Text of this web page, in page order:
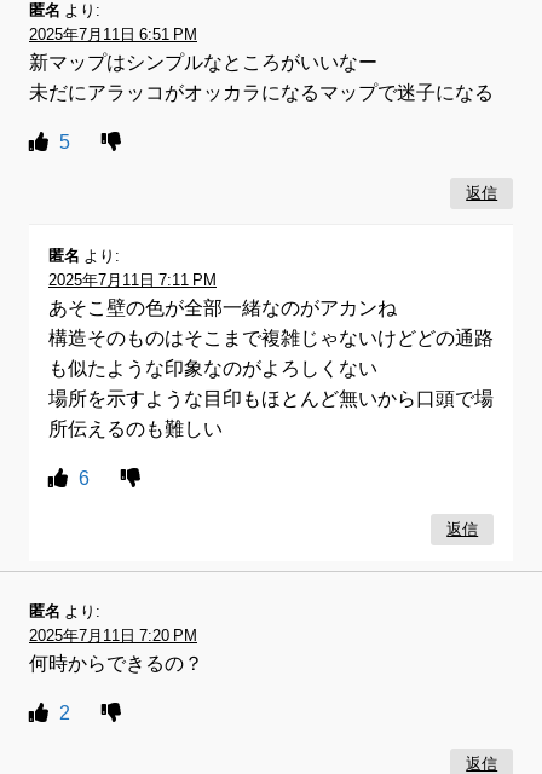
匿名 より:
2025年7月11日 6:51 PM
新マップはシンプルなところがいいなー
未だにアラッコがオッカラになるマップで迷子になる
5
返信
匿名 より:
2025年7月11日 7:11 PM
あそこ壁の色が全部一緒なのがアカンね
構造そのものはそこまで複雑じゃないけどどの通路
も似たような印象なのがよろしくない
場所を示すような目印もほとんど無いから口頭で場
所伝えるのも難しい
6
返信
匿名 より:
2025年7月11日 7:20 PM
何時からできるの？
2
返信